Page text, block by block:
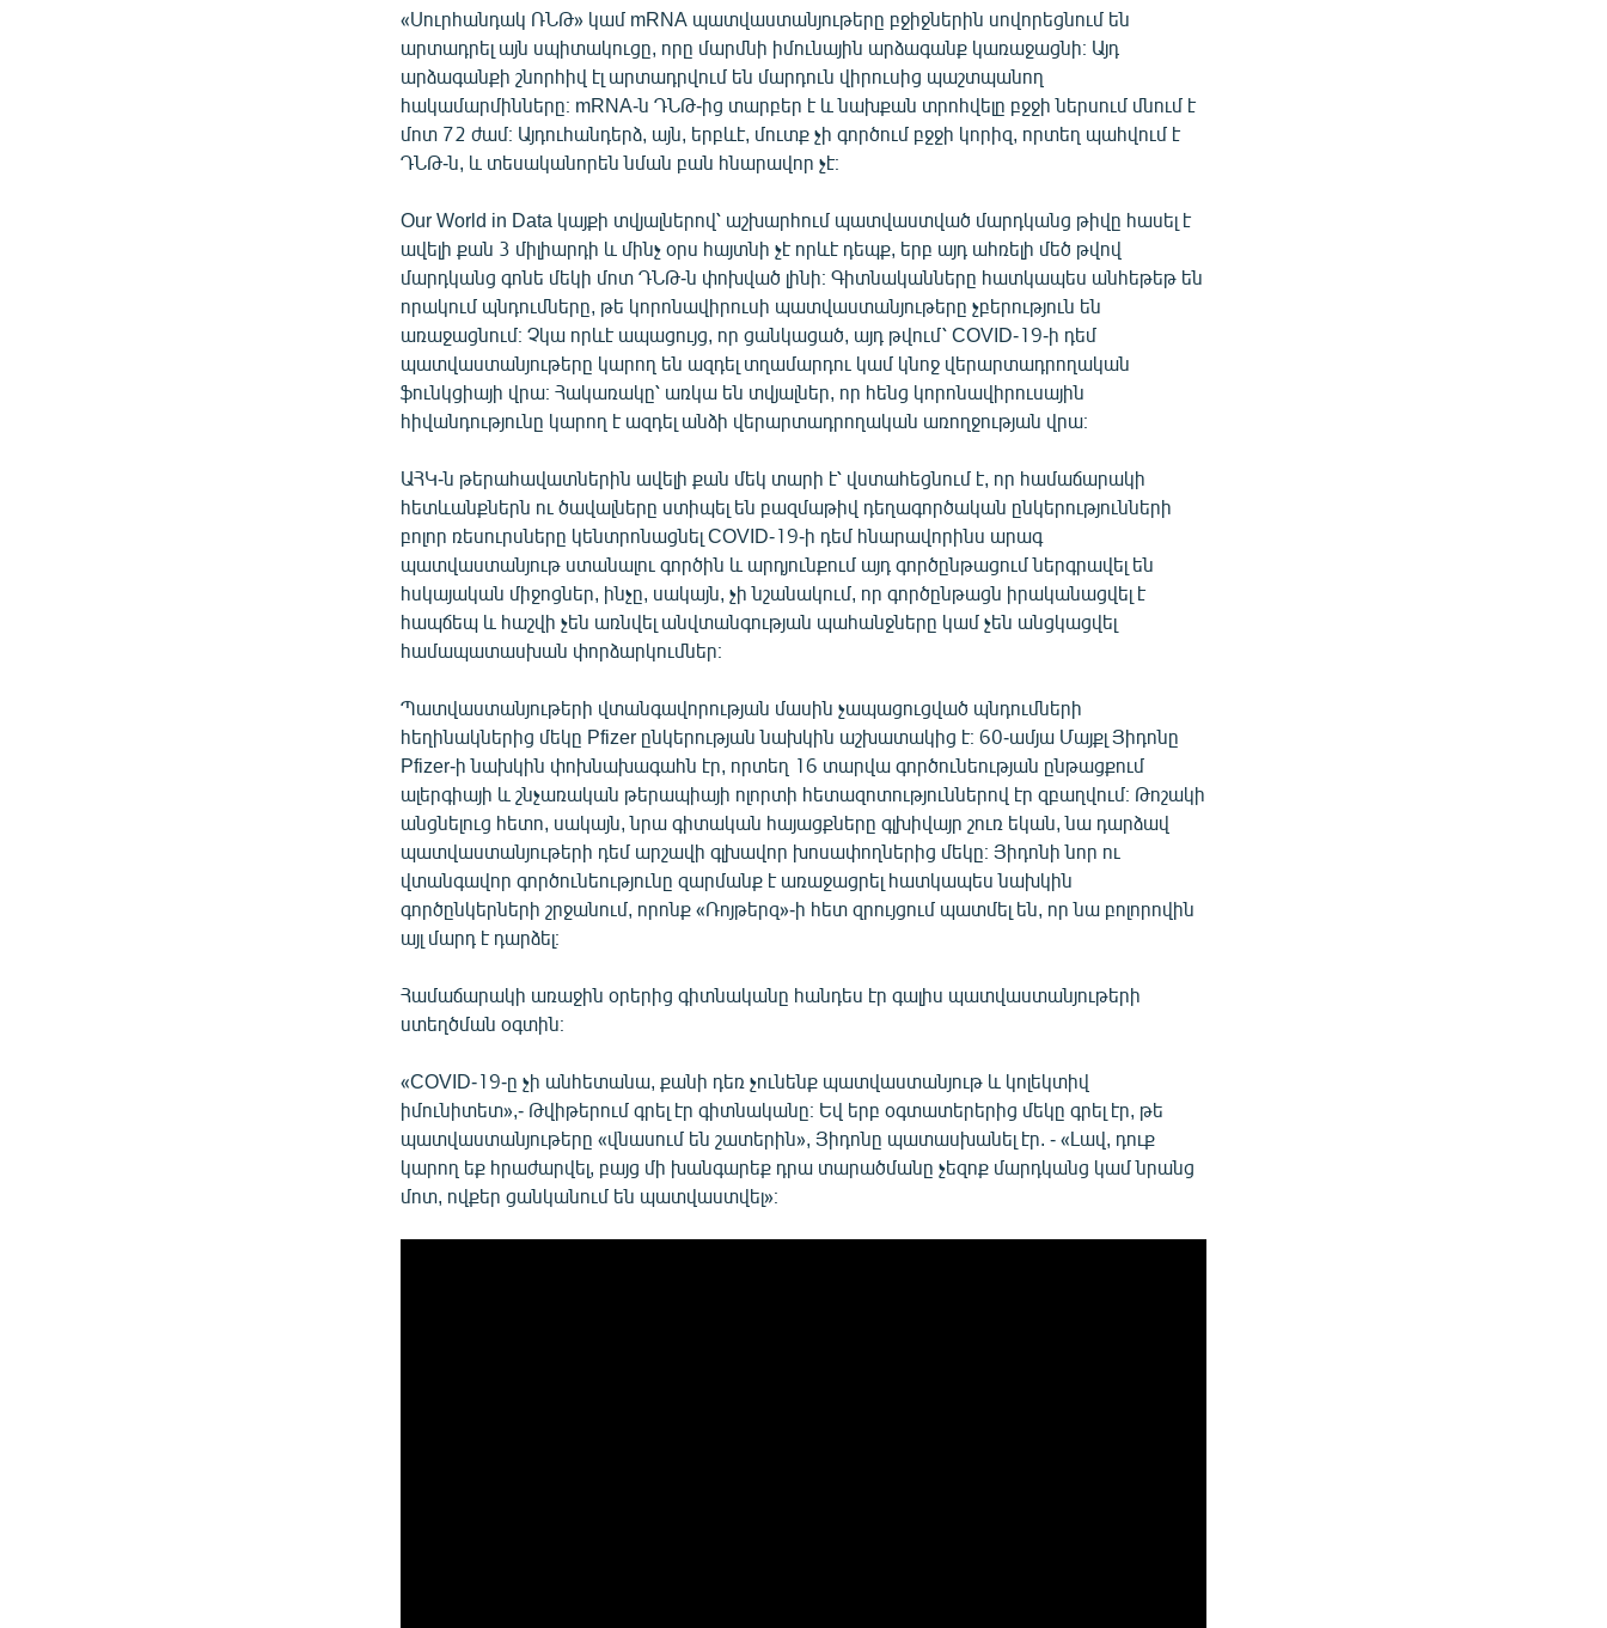
«Սուրհանդակ ՌՆԹ» կամ mRNA պատվաստանյութերը բջիջներին սովորեցնում են
արտադրել այն սպիտակուցը, որը մարմնի իմունային արձագանք կառաջացնի։ Այդ
արձագանքի շնորհիվ էլ արտադրվում են մարդուն վիրուսից պաշտպանող
հակամարմինները։ mRNA-ն ԴՆԹ-ից տարբեր է և նախքան տրոհվելը բջջի ներսում մնում է
մոտ 72 ժամ։ Այդուհանդերձ, այն, երբևէ, մուտք չի գործում բջջի կորիզ, որտեղ պահվում է
ԴՆԹ-ն, և տեսականորեն նման բան հնարավոր չէ։
Our World in Data կայքի տվյալներով՝ աշխարհում պատվաստված մարդկանց թիվը հասել է
ավելի քան 3 միլիարդի և մինչ օրս հայտնի չէ որևէ դեպք, երբ այդ ահռելի մեծ թվով
մարդկանց գոնե մեկի մոտ ԴՆԹ-ն փոխված լինի։ Գիտնականները հատկապես անհեթեթ են
որակում պնդումները, թե կորոնավիրուսի պատվաստանյութերը չբերություն են
առաջացնում։ Չկա որևէ ապացույց, որ ցանկացած, այդ թվում՝ COVID-19-ի դեմ
պատվաստանյութերը կարող են ազդել տղամարդու կամ կնոջ վերարտադրողական
ֆունկցիայի վրա։ Հակառակը՝ առկա են տվյալներ, որ հենց կորոնավիրուսային
հիվանդությունը կարող է ազդել անձի վերարտադրողական առողջության վրա։
ԱՀԿ-ն թերահավատներին ավելի քան մեկ տարի է՝ վստահեցնում է, որ համաճարակի
հետևանքներն ու ծավալները ստիպել են բազմաթիվ դեղագործական ընկերությունների
բոլոր ռեսուրսները կենտրոնացնել COVID-19-ի դեմ հնարավորինս արագ
պատվաստանյութ ստանալու գործին և արդյունքում այդ գործընթացում ներգրավել են
հսկայական միջոցներ, ինչը, սակայն, չի նշանակում, որ գործընթացն իրականացվել է
հապճեպ և հաշվի չեն առնվել անվտանգության պահանջները կամ չեն անցկացվել
համապատասխան փորձարկումներ։
Պատվաստանյութերի վտանգավորության մասին չապացուցված պնդումների
հեղինակներից մեկը Pfizer ընկերության նախկին աշխատակից է։ 60-ամյա Մայքլ Յիդոնը
Pfizer-ի նախկին փոխնախագահն էր, որտեղ 16 տարվա գործունեության ընթացքում
ալերգիայի և շնչառական թերապիայի ոլորտի հետազոտություններով էր զբաղվում։ Թոշակի
անցնելուց հետո, սակայն, նրա գիտական հայացքները գլխիվայր շուռ եկան, նա դարձավ
պատվաստանյութերի դեմ արշավի գլխավոր խոսափողներից մեկը։ Յիդոնի նոր ու
վտանգավոր գործունեությունը զարմանք է առաջացրել հատկապես նախկին
գործընկերների շրջանում, որոնք «Ռոյթերզ»-ի հետ զրույցում պատմել են, որ նա բոլորովին
այլ մարդ է դարձել։
Համաճարակի առաջին օրերից գիտնականը հանդես էր գալիս պատվաստանյութերի
ստեղծման օգտին։
«COVID-19-ը չի անհետանա, քանի դեռ չունենք պատվաստանյութ և կոլեկտիվ
իմունիտետ»,- Թվիթերում գրել էր գիտնականը։ Եվ երբ օգտատերերից մեկը գրել էր, թե
պատվաստանյութերը «վնասում են շատերին», Յիդոնը պատասխանել էր. - «Լավ, դուք
կարող եք հրաժարվել, բայց մի խանգարեք դրա տարածմանը չեզոք մարդկանց կամ նրանց
մոտ, ովքեր ցանկանում են պատվաստվել»։